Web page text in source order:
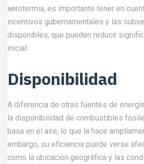
aerotermia, es importante tener en
incentivos gubernamentales y las
disponibles, que pueden reducir
inicial.
Disponibilidad
A diferencia de otras fuentes de
la disponibilidad de combustibles
basa en el aire, lo que la hace
embargo, su eficiencia puede verse
como la ubicación geográfica y las